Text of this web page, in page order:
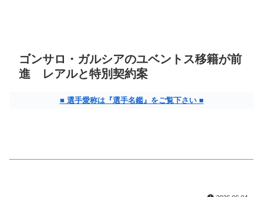
ゴンサロ・ガルシアのユベントス移籍が前
進 レアルと特別契約案
■ 選手愛称は『選手名鑑』をご覧下さい ■